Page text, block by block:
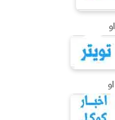
او
او